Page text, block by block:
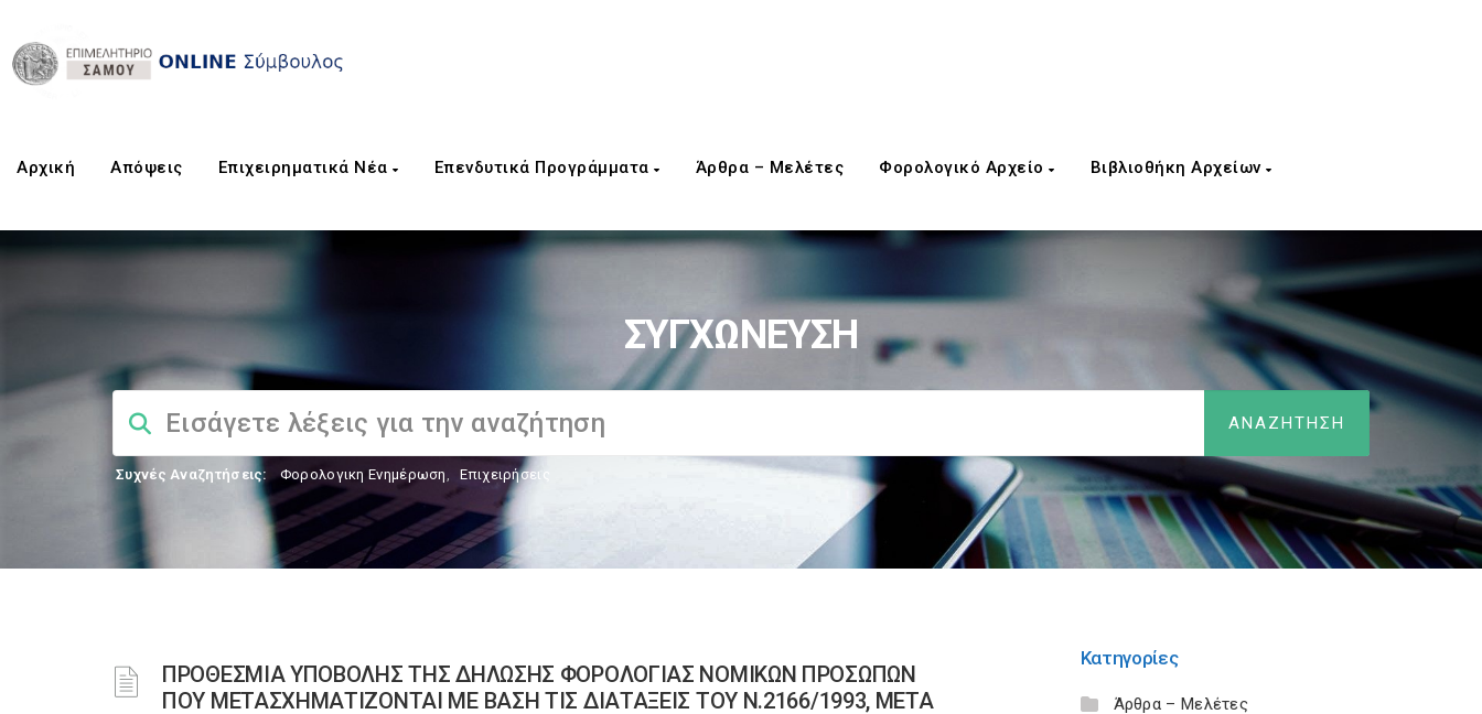
Αρχική Aπόψεις Επιχειρηματικά Νέα Επενδυτικά Προγράμματα Άρθρα – Μελέτες Φορολογικό Αρχείο Βιβλιοθήκη Αρχείων
ΣΥΓΧΩΝΕΥΣΗ
Συχνές Αναζητήσεις: Φορολογικη Ενημέρωση, Επιχειρήσεις
ΠΡΟΘΕΣΜΙΑ ΥΠΟΒΟΛΗΣ ΤΗΣ ΔΗΛΩΣΗΣ ΦΟΡΟΛΟΓΙΑΣ ΝΟΜΙΚΩΝ ΠΡΟΣΩΠΩΝ
ΠΟΥ ΜΕΤΑΣΧΗΜΑΤΙΖΟΝΤΑΙ ΜΕ ΒΑΣΗ ΤΙΣ ΔΙΑΤΑΞΕΙΣ ΤΟΥ Ν.2166/1993, ΜΕΤΑ
Κατηγορίες
Άρθρα – Μελέτες